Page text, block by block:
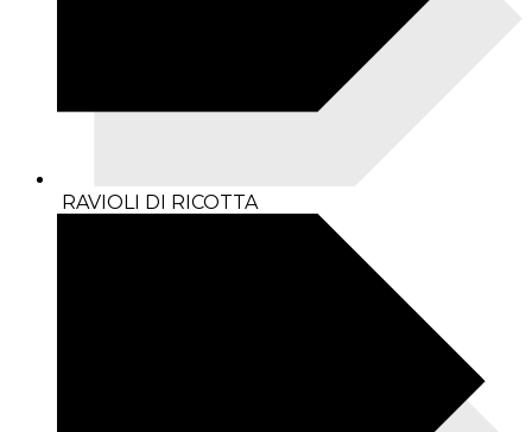
RAVIOLI DI RICOTTA